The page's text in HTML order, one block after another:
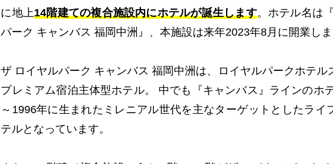
に地上14階建ての複合施設内にホテルが誕生します。ホテル名は
パーク キャンバス 福岡中洲』、本施設は来年2023年8月に開業し
ザ ロイヤルパーク キャンバス 福岡中洲は、ロイヤルパークホテル
プレミアム宿泊主体型ホテル。 中でも『キャンバス』ラインのホ
～1996年に生まれたミレニアル世代を主なターゲットとしたライ
テルとなっています。